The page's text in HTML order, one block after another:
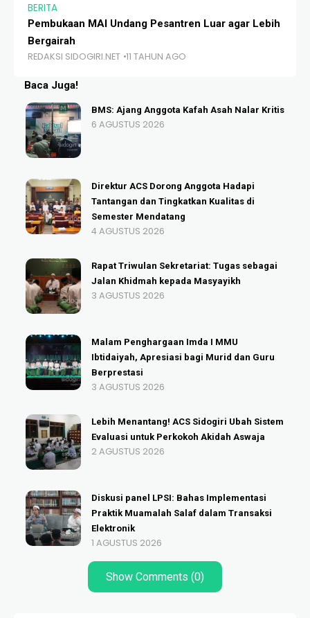
BERITA
Pembukaan MAI Undang Pesantren Luar agar Lebih
Bergairah
REDAKSI SIDOGIRI.NET 11 TAHUN AGO
Baca Juga!
BMS: Ajang Anggota Kafah Asah Nalar Kritis
6 AGUSTUS 2026
Direktur ACS Dorong Anggota Hadapi
Tantangan dan Tingkatkan Kualitas di
Semester Mendatang
4 AGUSTUS 2026
Rapat Triwulan Sekretariat: Tugas sebagai
Jalan Khidmah kepada Masyayikh
3 AGUSTUS 2026
Malam Penghargaan Imda I MMU
Ibtidaiyah, Apresiasi bagi Murid dan Guru
Berprestasi
3 AGUSTUS 2026
Lebih Menantang! ACS Sidogiri Ubah Sistem
Evaluasi untuk Perkokoh Akidah Aswaja
2 AGUSTUS 2026
Diskusi panel LPSI: Bahas Implementasi
Praktik Muamalah Salaf dalam Transaksi
Elektronik
1 AGUSTUS 2026
Show Comments (0)